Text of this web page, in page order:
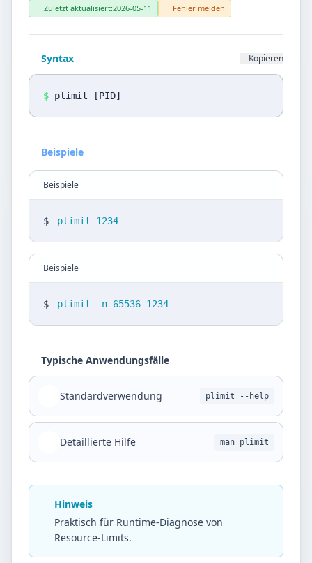
Datenschutz
DE EN
Zuletzt aktualisiert:2026-05-11 Fehler melden
Syntax Kopieren
$ plimit [PID]
Beispiele
Beispiele
$ plimit 1234
Beispiele
$ plimit -n 65536 1234
Typische Anwendungsfälle
Standardverwendung plimit --help
Detaillierte Hilfe man plimit
Hinweis
Praktisch für Runtime-Diagnose von
Resource-Limits.